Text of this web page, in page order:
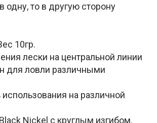
одну, то в другую сторону
10гр.
лески на центральной линии
для ловли различными
на различной
Nickel с круглым изгибом.